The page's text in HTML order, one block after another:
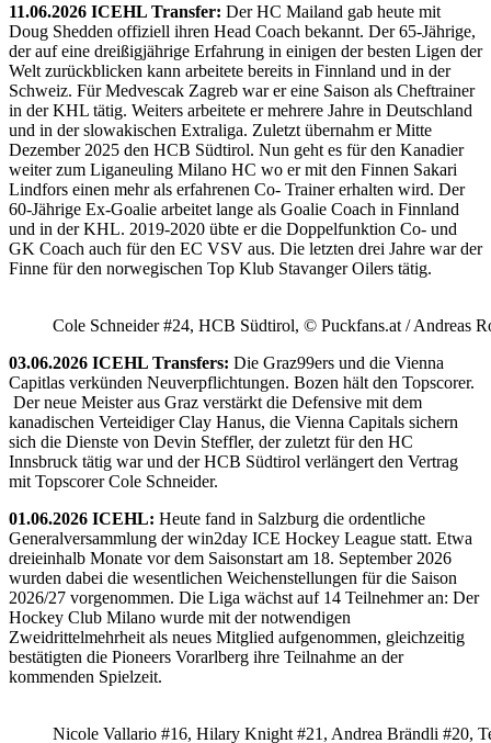
11.06.2026 ICEHL Transfer: Der HC Mailand gab heute mit
Doug Shedden offiziell ihren Head Coach bekannt. Der 65-Jährige,
der auf eine dreißigjährige Erfahrung in einigen der besten Ligen der
Welt zurückblicken kann arbeitete bereits in Finnland und in der
Schweiz. Für Medvescak Zagreb war er eine Saison als Cheftrainer
in der KHL tätig. Weiters arbeitete er mehrere Jahre in Deutschland
und in der slowakischen Extraliga. Zuletzt übernahm er Mitte
Dezember 2025 den HCB Südtirol. Nun geht es für den Kanadier
weiter zum Liganeuling Milano HC wo er mit den Finnen Sakari
Lindfors einen mehr als erfahrenen Co- Trainer erhalten wird. Der
60-Jährige Ex-Goalie arbeitet lange als Goalie Coach in Finnland
und in der KHL. 2019-2020 übte er die Doppelfunktion Co- und
GK Coach auch für den EC VSV aus. Die letzten drei Jahre war der
Finne für den norwegischen Top Klub Stavanger Oilers tätig.
Cole Schneider #24, HCB Südtirol, © Puckfans.at / Andreas
03.06.2026 ICEHL Transfers: Die Graz99ers und die Vienna
Capitlas verkünden Neuverpflichtungen. Bozen hält den Topscorer.
Der neue Meister aus Graz verstärkt die Defensive mit dem
kanadischen Verteidiger Clay Hanus, die Vienna Capitals sichern
sich die Dienste von Devin Steffler, der zuletzt für den HC
Innsbruck tätig war und der HCB Südtirol verlängert den Vertrag
mit Topscorer Cole Schneider.
01.06.2026 ICEHL: Heute fand in Salzburg die ordentliche
Generalversammlung der win2day ICE Hockey League statt. Etwa
dreieinhalb Monate vor dem Saisonstart am 18. September 2026
wurden dabei die wesentlichen Weichenstellungen für die Saison
2026/27 vorgenommen. Die Liga wächst auf 14 Teilnehmer an: Der
Hockey Club Milano wurde mit der notwendigen
Zweidrittelmehrheit als neues Mitglied aufgenommen, gleichzeitig
bestätigten die Pioneers Vorarlberg ihre Teilnahme an der
kommenden Spielzeit.
Nicole Vallario #16, Hilary Knight #21, Andrea Brändli #20,